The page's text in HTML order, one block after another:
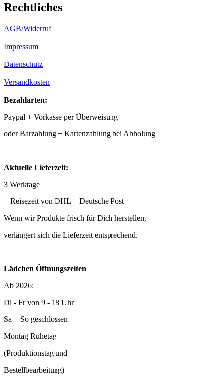
Rechtliches
AGB/Widerruf
Impressum
Datenschutz
Versandkosten
Bezahlarten:
Paypal + Vorkasse per Überweisung
oder Barzahlung + Kartenzahlung bei Abholung
Aktuelle Lieferzeit:
3 Werktage
+ Reisezeit von DHL + Deutsche Post
Wenn wir Produkte frisch für Dich herstellen,
verlängert sich die Lieferzeit entsprechend.
Lädchen Öffnungszeiten
Ab 2026:
Di - Fr von 9 - 18 Uhr
Sa + So geschlossen
Montag Ruhetag
(Produktionstag und
Bestellbearbeitung)